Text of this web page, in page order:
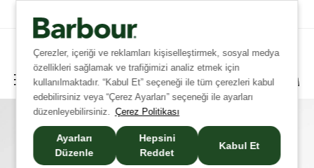
Çerezler, içeriği ve reklamları kişiselleştirmek, sosyal medya
özellikleri sağlamak ve trafiğimizi analiz etmek için
kullanılmaktadır. “Kabul Et” seçeneği ile tüm çerezleri kabul
edebilirsiniz veya “Çerez Ayarları” seçeneği ile ayarları
düzenleyebilirsiniz. Çerez Politikası
Ayarları
Düzenle
Hepsini
Reddet
Kabul Et